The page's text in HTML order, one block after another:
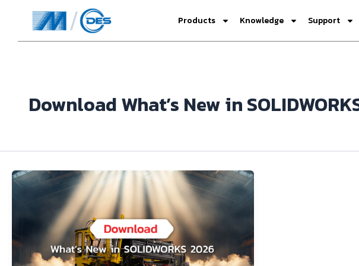
content
Products Knowledge Support
Download What’s New in